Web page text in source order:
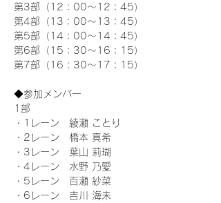
第3部（12：00～12：45）
第4部（13：00～13：45）
第5部（14：00～14：45）
第6部（15：30～16：15）
第7部（16：30～17：15）
◆参加メンバー
1部
・1レーン　綾瀬 ことり
・2レーン　橋本 真希
・3レーン　葉山 莉瑚
・4レーン　水野 乃愛
・5レーン　百瀬 紗菜
・6レーン　吉川 海未